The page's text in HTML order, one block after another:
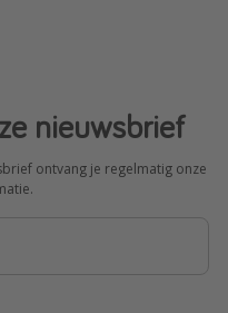
nieuwsbrief
ontvang je regelmatig onze